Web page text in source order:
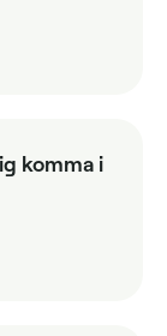
komma i